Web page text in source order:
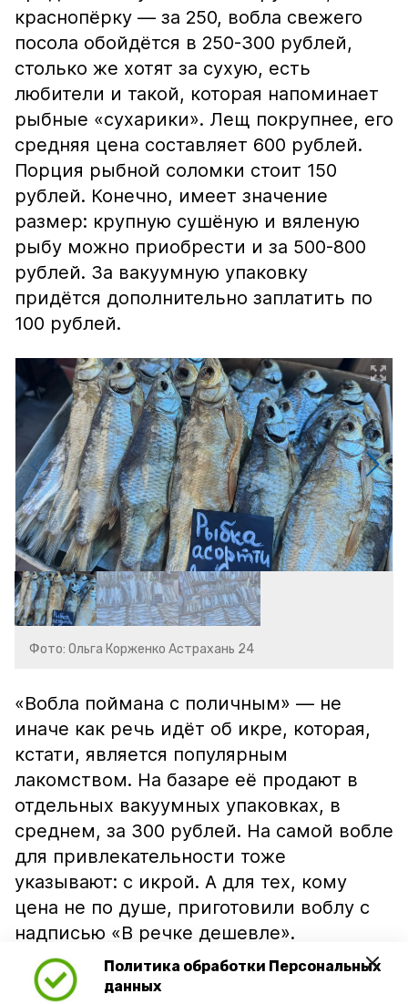
Политика обработки Персональных
данных
краснопёрку — за 250, вобла свежего
посола обойдётся в 250-300 рублей,
столько же хотят за сухую, есть
любители и такой, которая напоминает
рыбные «сухарики». Лещ покрупнее, его
средняя цена составляет 600 рублей.
Порция рыбной соломки стоит 150
рублей. Конечно, имеет значение
размер: крупную сушёную и вяленую
рыбу можно приобрести и за 500-800
рублей. За вакуумную упаковку
придётся дополнительно заплатить по
100 рублей.
Фото: Ольга Корженко Астрахань 24
«Вобла поймана с поличным» — не
иначе как речь идёт об икре, которая,
кстати, является популярным
лакомством. На базаре её продают в
отдельных вакуумных упаковках, в
среднем, за 300 рублей. На самой вобле
для привлекательности тоже
указывают: с икрой. А для тех, кому
цена не по душе, приготовили воблу с
надписью «В речке дешевле».